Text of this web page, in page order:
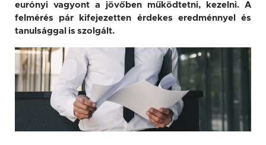
eurónyi vagyont a jövőben működtetni, kezelni. A
felmérés pár kifejezetten érdekes eredménnyel és
tanulsággal is szolgált.